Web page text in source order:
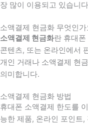
장 많이 이용되고 있습니
소액결제 현금화 무엇인가
소액결제 현금화란 휴대폰
콘텐츠, 또는 온라인에서
개인 거래나 소액결제 현
의미합니다.
소액결제 현금화 방법
휴대폰 소액결제 한도를
능한 제품, 온라인 포인트